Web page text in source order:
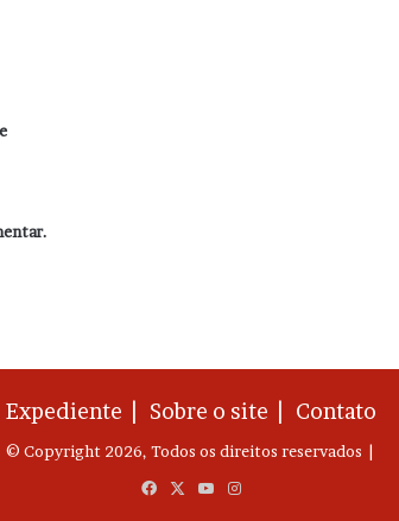
Expediente | Sobre o site | Contato
© Copyright 2026, Todos os direitos reservados |
FacebookYouTubeInstagram